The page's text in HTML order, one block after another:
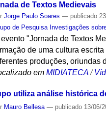
de Textos Medievais
Jorge Paulo Soares — publicado
de Pesquisa Investigações
evento "Jornada de Textos
de uma cultura
produções, oriundas
em MIDIATECA /
utiliza análise histórica
Mauro Bellesa — publicado 13/06/